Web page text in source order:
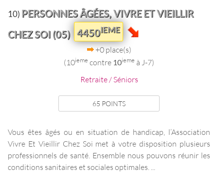
10) PERSONNES ÂGÉES, VIVRE ET VIEILLIR
CHEZ SOI (05) 4450IEME
+0 place(s)
(10ieme contre 10ieme à J-7)
Retraite / Séniors
65 POINTS
Vous êtes âgés ou en situation de handicap, l’Association
Vivre Et Vieillir Chez Soi met à votre disposition plusieurs
professionnels de santé. Ensemble nous pouvons réunir les
conditions sanitaires et sociales optimales. ...